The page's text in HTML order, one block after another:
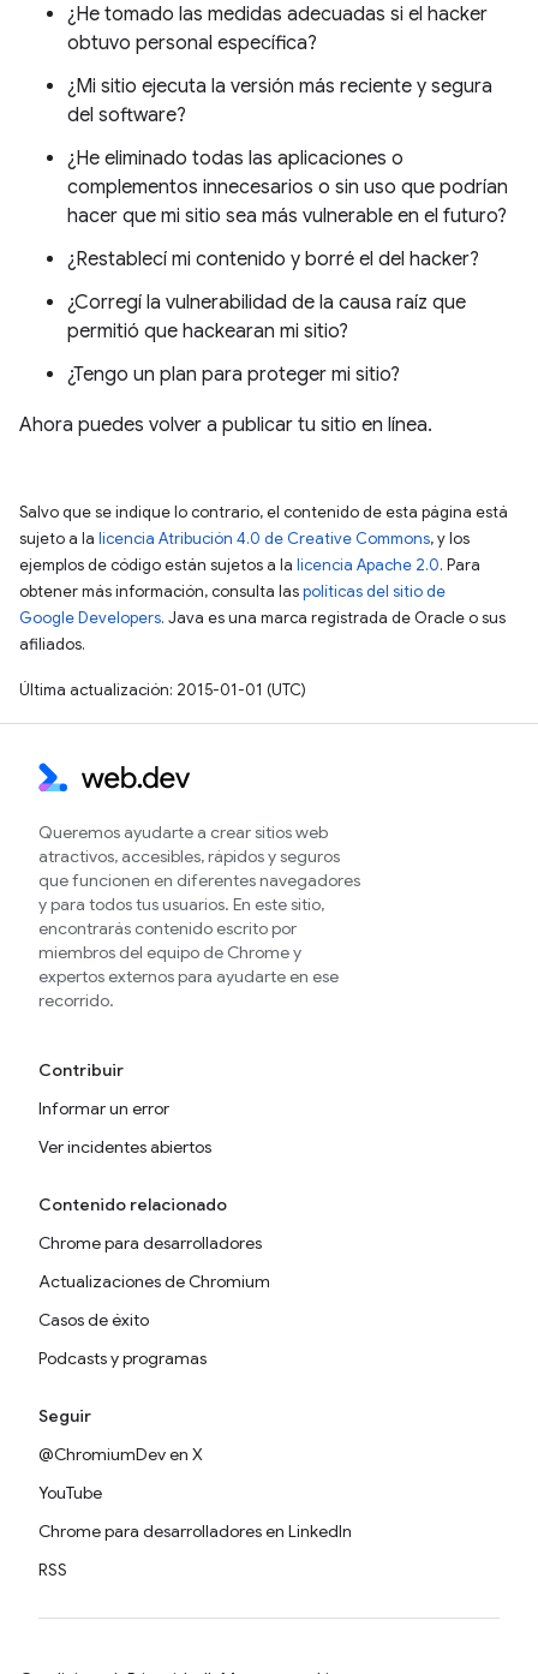
¿He tomado las medidas adecuadas si el hacker
obtuvo personal específica?
¿Mi sitio ejecuta la versión más reciente y segura
del software?
¿He eliminado todas las aplicaciones o
complementos innecesarios o sin uso que podrían
hacer que mi sitio sea más vulnerable en el futuro?
¿Restablecí mi contenido y borré el del hacker?
¿Corregí la vulnerabilidad de la causa raíz que
permitió que hackearan mi sitio?
¿Tengo un plan para proteger mi sitio?
Ahora puedes volver a publicar tu sitio en línea.
Salvo que se indique lo contrario, el contenido de esta página está
sujeto a la licencia Atribución 4.0 de Creative Commons, y los
ejemplos de código están sujetos a la licencia Apache 2.0. Para
obtener más información, consulta laspolíticas del sitio de
Google Developers. Java es una marca registrada de Oracle o sus
afiliados.
Última actualización: 2015-01-01 (UTC)
Queremos ayudarte a crear sitios web
atractivos, accesibles, rápidos y seguros
que funcionen en diferentes navegadores
y para todos tus usuarios. En este sitio,
encontrarás contenido escrito por
miembros del equipo de Chrome y
expertos externos para ayudarte en ese
recorrido.
Contribuir
Informar un error
Ver incidentes abiertos
Contenido relacionado
Chrome para desarrolladores
Actualizaciones de Chromium
Casos de éxito
Podcasts y programas
Seguir
@ChromiumDev en X
YouTube
Chrome para desarrolladores en LinkedIn
RSS